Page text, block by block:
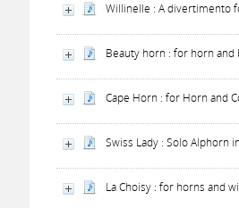
Willinelle : A divertimento
Beauty horn : for horn and
Cape Horn : for Horn and
Swiss Lady : Solo Alphorn
La Choisy : for horns and